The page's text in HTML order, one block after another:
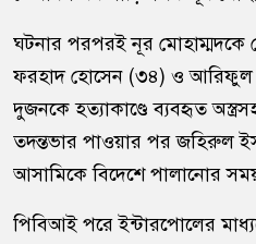
ঘটনার পরপরই নূর মোহাম্মদকে
ফরহাদ হোসেন (৩৪) ও
দুজনকে হত্যাকাণ্ডে ব্যবহৃত
তদন্তভার পাওয়ার পর জহিরুল
আসামিকে বিদেশে পালানোর সময়
পিবিআই পরে ইন্টারপোলের